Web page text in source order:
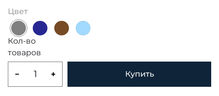
Цвет
Кол-во
товаров
Купить